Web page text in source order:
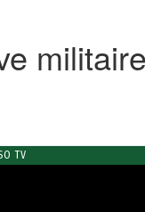
militaire
TV